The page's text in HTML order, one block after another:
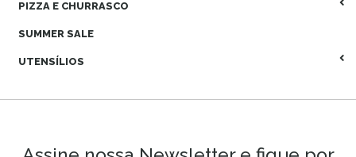
PIZZA E CHURRASCO
SUMMER SALE
UTENSÍLIOS